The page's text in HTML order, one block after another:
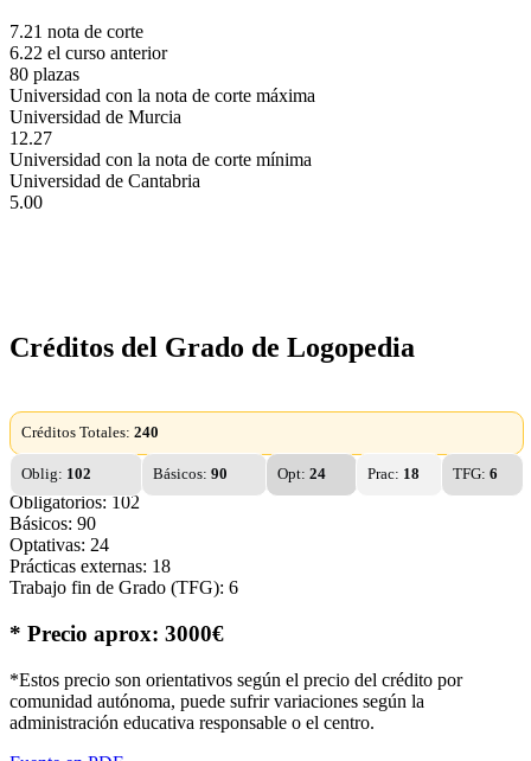
7.21 nota de corte
6.22 el curso anterior
80 plazas
Universidad con la nota de corte máxima
Universidad de Murcia
12.27
Universidad con la nota de corte mínima
Universidad de Cantabria
5.00
Créditos del Grado de Logopedia
Créditos Totales: 240
Oblig: 102 Básicos: 90 Opt: 24 Prac: 18 TFG:6
Obligatorios: 102
Básicos: 90
Optativas: 24
Prácticas externas: 18
Trabajo fin de Grado (TFG): 6
* Precio aprox: 3000€
*Estos precio son orientativos según el precio del crédito por
comunidad autónoma, puede sufrir variaciones según la
administración educativa responsable o el centro.